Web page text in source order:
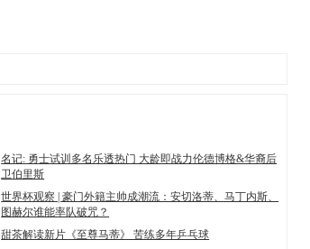
名记: 勇士试训多名乐透热门 大龄即战力伦德博格&华裔后
卫伯里斯
世界杯观察 | 豪门外籍主帅成潮流：安切洛蒂、马丁内斯、
图赫尔谁能率队破咒？
甜茶解读新片《至尊马蒂》 苦练多年乒乓球